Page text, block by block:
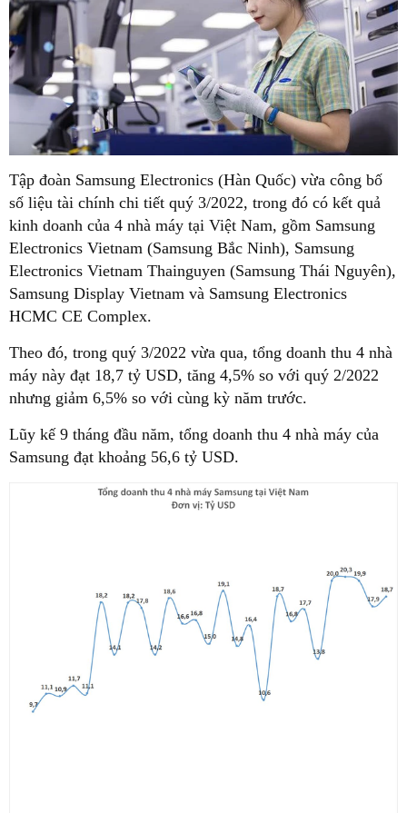
Tập đoàn Samsung Electronics (Hàn Quốc) vừa công bố
số liệu tài chính chi tiết quý 3/2022, trong đó có kết quả
kinh doanh của 4 nhà máy tại Việt Nam, gồm Samsung
Electronics Vietnam (Samsung Bắc Ninh), Samsung
Electronics Vietnam Thainguyen (Samsung Thái Nguyên),
Samsung Display Vietnam và Samsung Electronics
HCMC CE Complex.
Theo đó, trong quý 3/2022 vừa qua, tổng doanh thu 4 nhà
máy này đạt 18,7 tỷ USD, tăng 4,5% so với quý 2/2022
nhưng giảm 6,5% so với cùng kỳ năm trước.
Lũy kế 9 tháng đầu năm, tổng doanh thu 4 nhà máy của
Samsung đạt khoảng 56,6 tỷ USD.